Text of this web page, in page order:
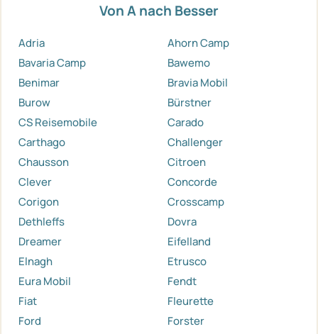
Von A nach Besser
Adria
Ahorn Camp
Bavaria Camp
Bawemo
Benimar
Bravia Mobil
Burow
Bürstner
CS Reisemobile
Carado
Carthago
Challenger
Chausson
Citroen
Clever
Concorde
Corigon
Crosscamp
Dethleffs
Dovra
Dreamer
Eifelland
Elnagh
Etrusco
Eura Mobil
Fendt
Fiat
Fleurette
Ford
Forster